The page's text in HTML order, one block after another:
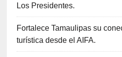
Los Presidentes.
Fortalece Tamaulipas su
turística desde el AIFA.